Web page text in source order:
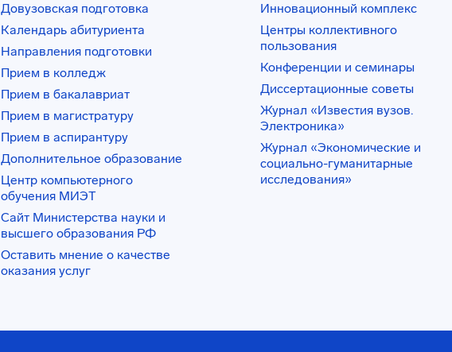
Довузовская подготовка
Календарь абитуриента
Направления подготовки
Прием в колледж
Прием в бакалавриат
Прием в магистратуру
Прием в аспирантуру
Дополнительное образование
Центр компьютерного
обучения МИЭТ
Сайт Министерства науки и
высшего образования РФ
Оставить мнение о качестве
оказания услуг
Инновационный комплекс
Центры коллективного
пользования
Конференции и семинары
Диссертационные советы
Журнал «Известия вузов.
Электроника»
Журнал «Экономические и
социально-гуманитарные
исследования»